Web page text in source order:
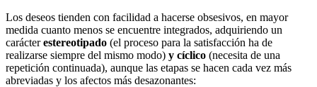
Los deseos tienden con facilidad a hacerse obsesivos, en mayor
medida cuanto menos se encuentre integrados, adquiriendo un
carácterestereotipado (el proceso para la satisfacción ha de
realizarse siempre del mismo modo) y cíclico (necesita de una
repetición continuada), aunque las etapas se hacen cada vez más
abreviadas y los afectos más desazonantes: